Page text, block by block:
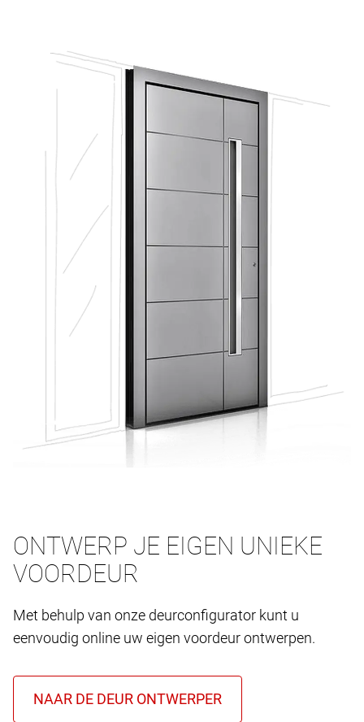
ONTWERP JE EIGEN UNIEKE
VOORDEUR
Met behulp van onze deurconfigurator kunt u
eenvoudig online uw eigen voordeur ontwerpen.